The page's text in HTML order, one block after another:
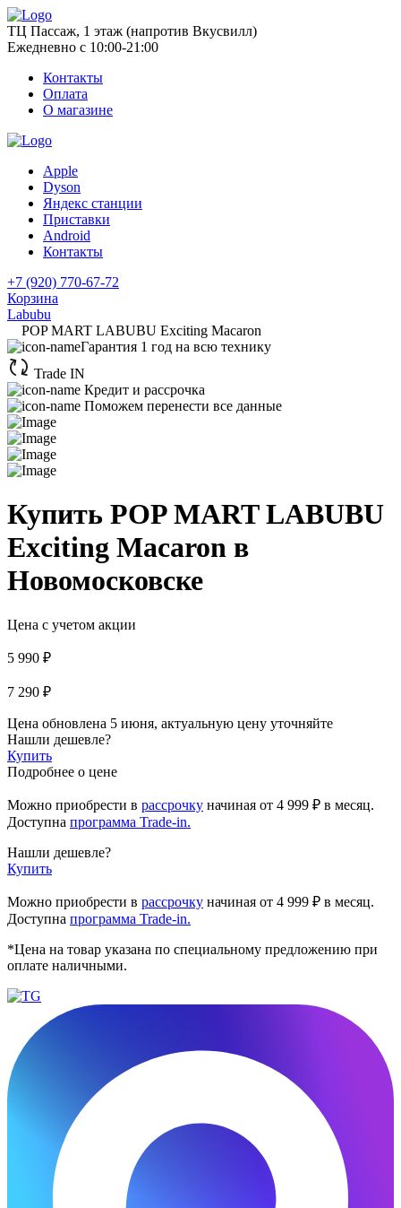
ТЦ Пассаж, 1 этаж (напротив Вкусвилл)
Ежедневно с 10:00-21:00
Контакты
Оплата
О магазине
Apple
Dyson
Яндекс станции
Приставки
Android
Контакты
+7 (920) 770-67-72
Корзина
Labubu
POP MART LABUBU Exciting Macaron
Гарантия 1 год на всю технику
Trade IN
Кредит и рассрочка
Поможем перенести все данные
Купить POP MART LABUBU
Exciting Macaron в
Новомосковске
Цена с учетом акции
5 990 ₽
7 290 ₽
Цена обновлена 5 июня, актуальную цену уточняйте
Нашли дешевле?
Купить
Подробнее о цене
Можно приобрести в рассрочку начиная от 4 999 ₽ в месяц.
Доступна программа Trade-in.
Нашли дешевле?
Купить
Можно приобрести в рассрочку начиная от 4 999 ₽ в месяц.
Доступна программа Trade-in.
*Цена на товар указана по специальному предложению при
оплате наличными.